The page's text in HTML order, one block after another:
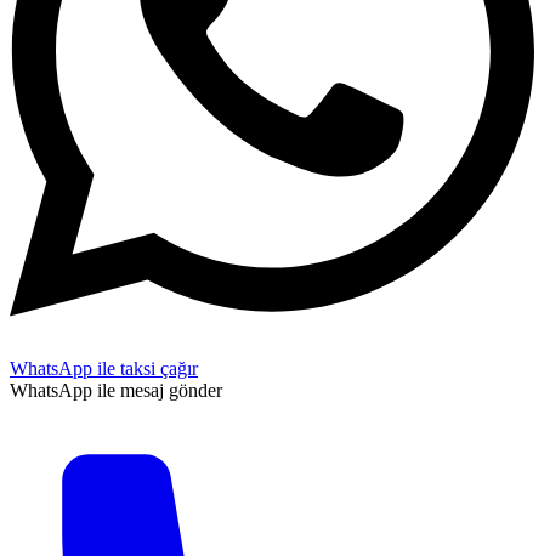
WhatsApp ile taksi çağır
WhatsApp ile mesaj gönder